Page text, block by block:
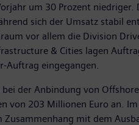
um 30 Prozent niedriger.
sich der Umsatz stabil
vor allem die Division
& Cities lagen
Auftrag eingegangen.
der Anbindung von
von 203 Millionen Euro an.
mit dem